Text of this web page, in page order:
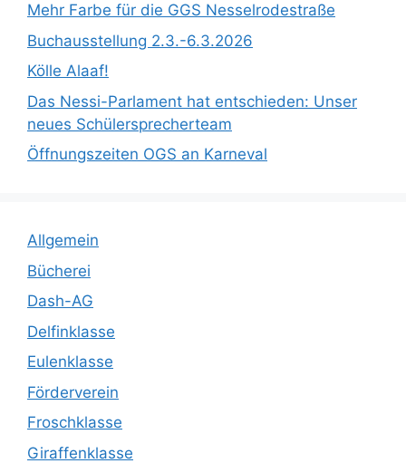
Mehr Farbe für die GGS Nesselrodestraße
Buchausstellung 2.3.-6.3.2026
Kölle Alaaf!
Das Nessi-Parlament hat entschieden: Unser
neues Schülersprecherteam
Öffnungszeiten OGS an Karneval
Allgemein
Bücherei
Dash-AG
Delfinklasse
Eulenklasse
Förderverein
Froschklasse
Giraffenklasse